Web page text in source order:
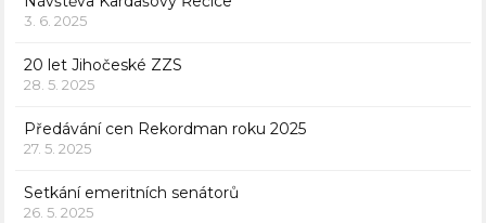
3. 6. 2025
20 let Jihočeské ZZS
28. 5. 2025
Předávání cen Rekordman roku 2025
27. 5. 2025
Setkání emeritních senátorů
26. 5. 2025